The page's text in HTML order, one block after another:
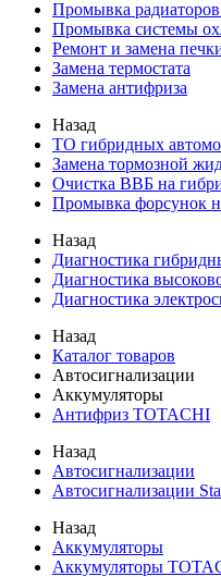
Промывка
Промывка системы
Ремонт и замена
Замена термостата
Замена антифриза
Назад
ТО гибридных
Замена тормозной
Очистка ВВБ на
Промывка форсунок
Назад
Диагностика
Диагностика
Диагностика
Назад
Каталог товаров
Автосигнализации
Аккумуляторы
Антифриз TOTACHI
Назад
Автосигнализации
Автосигнализации
Назад
Аккумуляторы
Аккумуляторы